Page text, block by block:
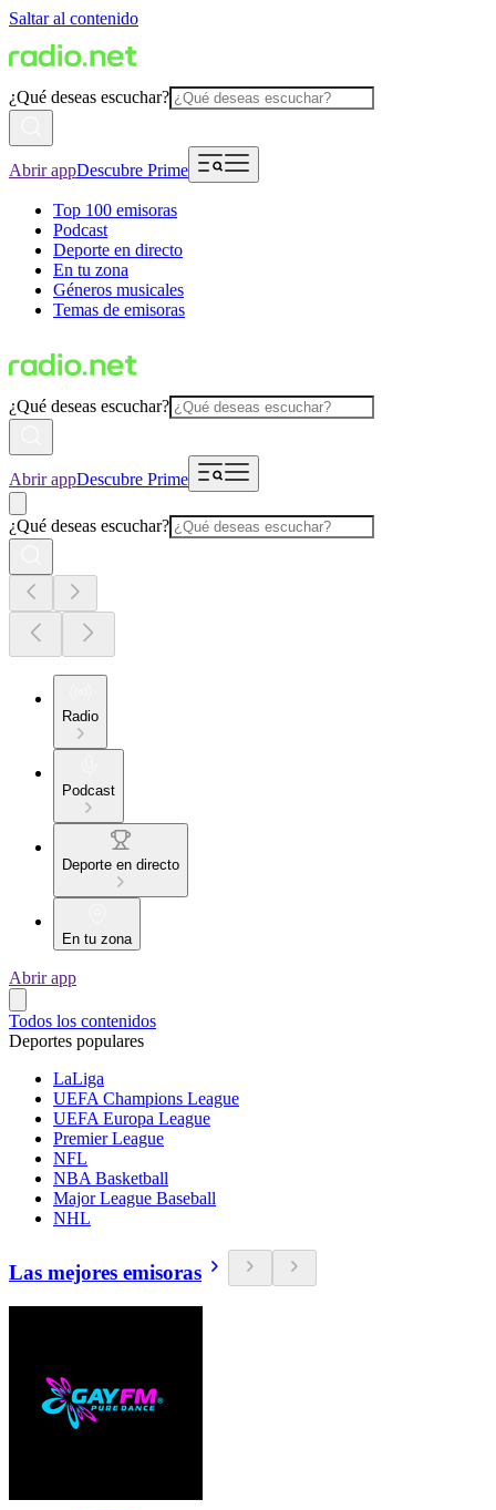
Saltar al contenido
¿Qué deseas escuchar?
Abrir appDescubre Prime
Top 100 emisoras
Podcast
Deporte en directo
En tu zona
Géneros musicales
Temas de emisoras
¿Qué deseas escuchar?
Abrir appDescubre Prime
¿Qué deseas escuchar?
Radio
Podcast
Deporte en directo
En tu zona
Abrir app
Todos los contenidos
Deportes populares
LaLiga
UEFA Champions League
UEFA Europa League
Premier League
NFL
NBA Basketball
Major League Baseball
NHL
Las mejores emisoras